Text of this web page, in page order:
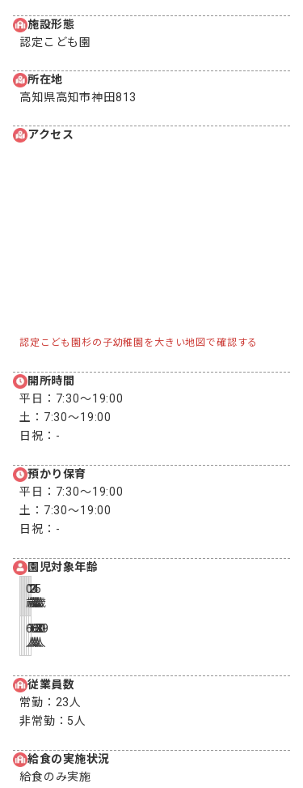
施設形態
認定こども園
所在地
高知県高知市神田813
アクセス
認定こども園杉の子幼稚園を大きい地図で確認する
開所時間
平日： 7:30〜19:00
土： 7:30〜19:00
日祝： -
預かり保育
平日： 7:30〜19:00
土： 7:30〜19:00
日祝： -
園児対象年齢
0
歳
1
歳
2
歳
3
歳
4
歳
5
歳
6
人
12
人
18
人
60
人
60
人
59
人
従業員数
常勤： 23人
非常勤： 5人
給食の実施状況
給食のみ実施